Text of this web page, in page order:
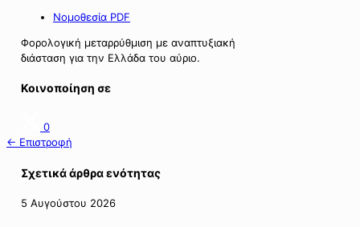
Νομοθεσία PDF
Φορολογική μεταρρύθμιση με αναπτυξιακή
διάσταση για την Ελλάδα του αύριο.
Κοινοποίηση σε
0
← Επιστροφή
Σχετικά άρθρα ενότητας
5 Αυγούστου 2026